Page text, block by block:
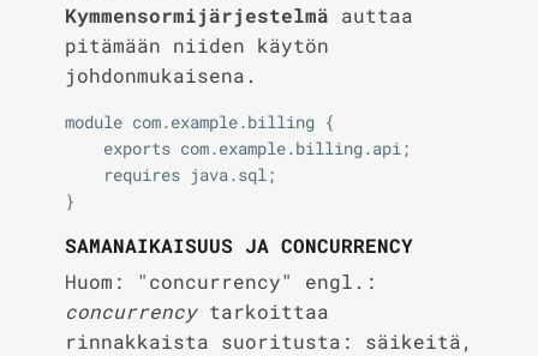
Kymmensormijärjestelmä auttaa
pitämään niiden käytön
johdonmukaisena.
module com.example.billing {
SAMANAIKAISUUS JA CONCURRENCY
Huom: "concurrency" engl.:
concurrencytarkoittaa
rinnakkaista suoritusta: säikeitä,